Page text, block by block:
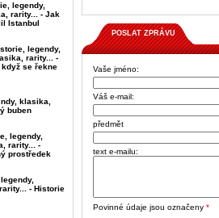
legendy,
rarity... - Jak
Istanbul
legendy,
rarity... -
když se řekne
klasika,
buben
legendy,
rarity... -
prostředek
- Historie
POSLAT ZPRÁVU
Vaše jméno:
Váš e-mail:
předmět
text e-mailu:
Povinné údaje jsou označeny *